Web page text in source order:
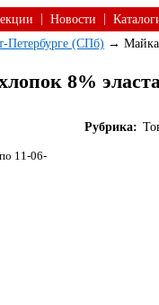
Новости
Петербурге (СПб) → Майка
8%
11-06-
Рубрика: